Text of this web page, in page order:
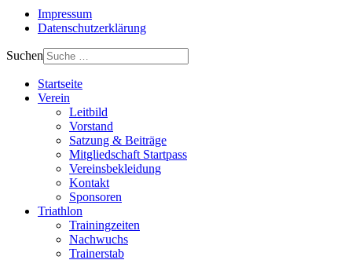
Impressum
Datenschutzerklärung
Suchen
Startseite
Verein
Leitbild
Vorstand
Satzung & Beiträge
Mitgliedschaft Startpass
Vereinsbekleidung
Kontakt
Sponsoren
Triathlon
Trainingzeiten
Nachwuchs
Trainerstab